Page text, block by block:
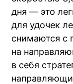
дня — это
для удочек
снимаются с
на
в себя